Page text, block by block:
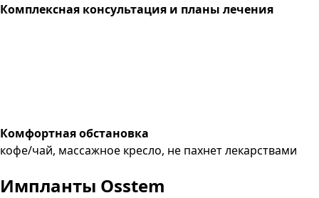
Комплексная консультация и планы лечения
Комфортная обстановка
кофе/чай, массажное кресло, не пахнет лекарствами
Импланты Osstem